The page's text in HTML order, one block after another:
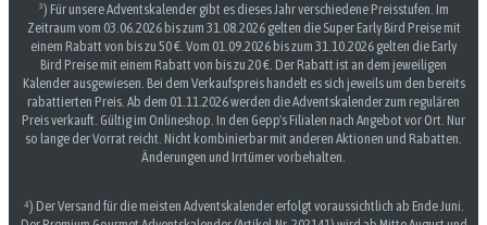
³) Für unsere Adventskalender gibt es dieses Jahr verschiedene Preisstufen. Im
Zeitraum vom 03.06.2026 bis zum 31.08.2026 gelten die Super Early Bird Preise mit
einem Rabatt von bis zu 50 €. Vom 01.09.2026 bis zum 31.10.2026 gelten die Early
Bird Preise mit einem Rabatt von bis zu 20 €. Der Rabatt ist an dem jeweiligen
Kalender ausgewiesen. Bei dem Verkaufspreis handelt es sich jeweils um den bereits
rabattierten Preis. Ab dem 01.11.2026 werden die Adventskalender zum regulären
Preis verkauft. Gültig im Onlineshop. In den Gepp's Filialen nach Angebot vor Ort. Nur
so lange der Vorrat reicht. Nicht kombinierbar mit anderen Aktionen und Rabatten.
Änderungen und Irrtümer vorbehalten.
⁴) Der Versand für die meisten Adventskalender erfolgt voraussichtlich ab Ende Juni.